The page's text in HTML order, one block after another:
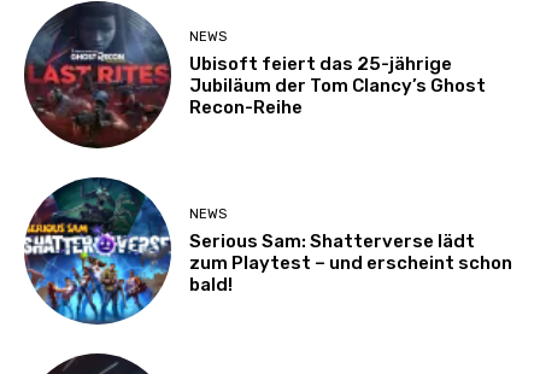
NEWS
Ubisoft feiert das 25-jährige
Jubiläum der Tom Clancy’s Ghost
Recon-Reihe
NEWS
Serious Sam: Shatterverse lädt
zum Playtest – und erscheint schon
bald!